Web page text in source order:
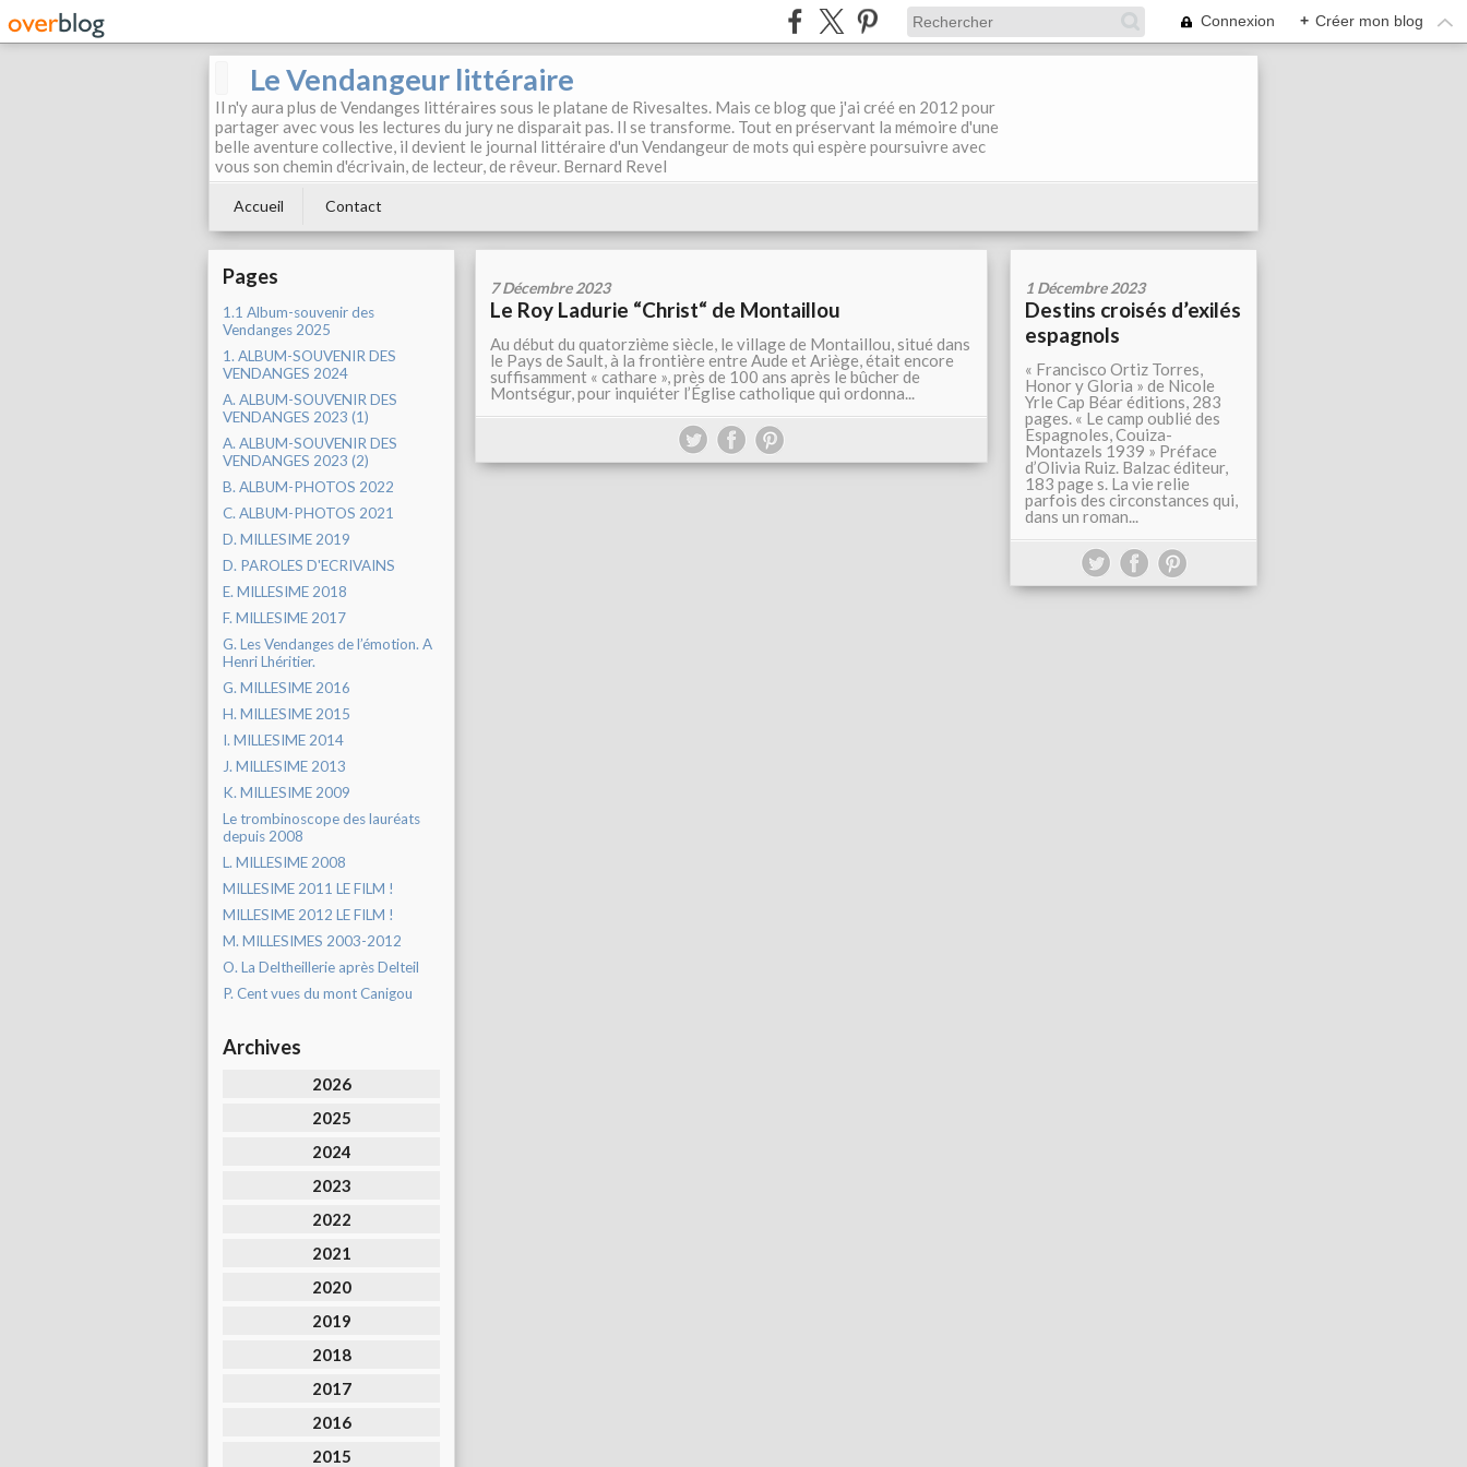
Connexion + Créer mon blog
Le Vendangeur littéraire
Il n'y aura plus de Vendanges littéraires sous le platane de Rivesaltes. Mais ce blog que j'ai créé en 2012 pour
partager avec vous les lectures du jury ne disparait pas. Il se transforme. Tout en préservant la mémoire d'une
belle aventure collective, il devient le journal littéraire d'un Vendangeur de mots qui espère poursuivre avec
vous son chemin d'écrivain, de lecteur, de rêveur. Bernard Revel
Accueil Contact
Pages
1.1 Album-souvenir des
Vendanges 2025
1. ALBUM-SOUVENIR DES
VENDANGES 2024
A. ALBUM-SOUVENIR DES
VENDANGES 2023 (1)
A. ALBUM-SOUVENIR DES
VENDANGES 2023 (2)
B. ALBUM-PHOTOS 2022
C. ALBUM-PHOTOS 2021
D. MILLESIME 2019
D. PAROLES D'ECRIVAINS
E. MILLESIME 2018
F. MILLESIME 2017
G. Les Vendanges de l’émotion. A
Henri Lhéritier.
G. MILLESIME 2016
H. MILLESIME 2015
I. MILLESIME 2014
J. MILLESIME 2013
K. MILLESIME 2009
Le trombinoscope des lauréats
depuis 2008
L. MILLESIME 2008
MILLESIME 2011 LE FILM !
MILLESIME 2012 LE FILM !
M. MILLESIMES 2003-2012
O. La Deltheillerie après Delteil
P. Cent vues du mont Canigou
Archives
2026
2025
2024
2023
2022
2021
2020
2019
2018
2017
2016
2015
7 Décembre 2023
Le Roy Ladurie “Christ“ de Montaillou
Au début du quatorzième siècle, le village de Montaillou, situé dans
le Pays de Sault, à la frontière entre Aude et Ariège, était encore
suffisamment « cathare », près de 100 ans après le bûcher de
Montségur, pour inquiéter l’Église catholique qui ordonna...
1 Décembre 2023
Destins croisés d’exilés
espagnols
« Francisco Ortiz Torres,
Honor y Gloria » de Nicole
Yrle Cap Béar éditions, 283
pages. « Le camp oublié des
Espagnoles, Couiza-
Montazels 1939 » Préface
d’Olivia Ruiz. Balzac éditeur,
183 page s. La vie relie
parfois des circonstances qui,
dans un roman...